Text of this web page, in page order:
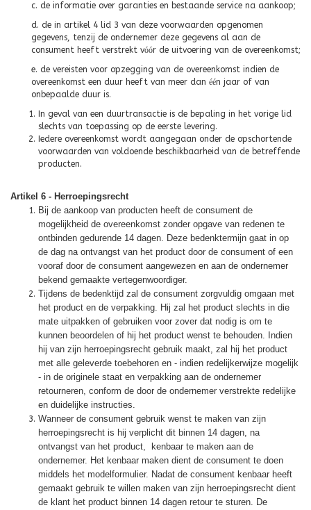
c. de informatie over garanties en bestaande service na aankoop;
d. de in artikel 4 lid 3 van deze voorwaarden opgenomen
gegevens, tenzij de ondernemer deze gegevens al aan de
consument heeft verstrekt vóór de uitvoering van de overeenkomst;
e. de vereisten voor opzegging van de overeenkomst indien de
overeenkomst een duur heeft van meer dan één jaar of van
onbepaalde duur is.
In geval van een duurtransactie is de bepaling in het vorige lid
slechts van toepassing op de eerste levering.
Iedere overeenkomst wordt aangegaan onder de opschortende
voorwaarden van voldoende beschikbaarheid van de betreffende
producten.
Artikel 6 - Herroepingsrecht
Bij de aankoop van producten heeft de consument de
mogelijkheid de overeenkomst zonder opgave van redenen te
ontbinden gedurende 14 dagen. Deze bedenktermijn gaat in op
de dag na ontvangst van het product door de consument of een
vooraf door de consument aangewezen en aan de ondernemer
bekend gemaakte vertegenwoordiger.
Tijdens de bedenktijd zal de consument zorgvuldig omgaan met
het product en de verpakking. Hij zal het product slechts in die
mate uitpakken of gebruiken voor zover dat nodig is om te
kunnen beoordelen of hij het product wenst te behouden. Indien
hij van zijn herroepingsrecht gebruik maakt, zal hij het product
met alle geleverde toebehoren en - indien redelijkerwijze mogelijk
- in de originele staat en verpakking aan de ondernemer
retourneren, conform de door de ondernemer verstrekte redelijke
en duidelijke instructies.
Wanneer de consument gebruik wenst te maken van zijn
herroepingsrecht is hij verplicht dit binnen 14 dagen, na
ontvangst van het product, kenbaar te maken aan de
ondernemer. Het kenbaar maken dient de consument te doen
middels het modelformulier. Nadat de consument kenbaar heeft
gemaakt gebruik te willen maken van zijn herroepingsrecht dient
de klant het product binnen 14 dagen retour te sturen. De